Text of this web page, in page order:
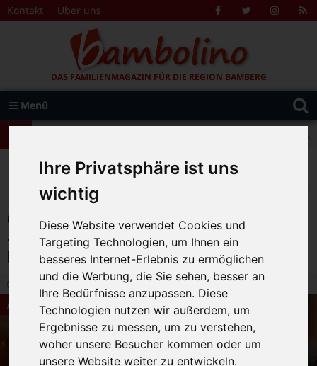
Ihre Privatsphäre ist uns
wichtig
Diese Website verwendet Cookies und
Targeting Technologien, um Ihnen ein
besseres Internet-Erlebnis zu ermöglichen
und die Werbung, die Sie sehen, besser an
Ihre Bedürfnisse anzupassen. Diese
Technologien nutzen wir außerdem, um
Ergebnisse zu messen, um zu verstehen,
woher unsere Besucher kommen oder um
unsere Website weiter zu entwickeln.
Zum Inhalt springen
Kontakt Über uns FacebookTwitter
DAS FAMILIENMAGAZIN FÜR DIE REGION BAMBERG
Menü
Suche
nach:
+++ Leolingo: Englischcamp mit Muttersprachlern – auch in Bamberg! +++
Bambolino>Magazin>Aktuelles>
Großes Jubiläumskonzert am 7. Juli
– 75 Jahre Städtische Musikschule
Bamberg
30.06.2024 10:22 | Bambolino-Redaktion |
0
Aktuelles